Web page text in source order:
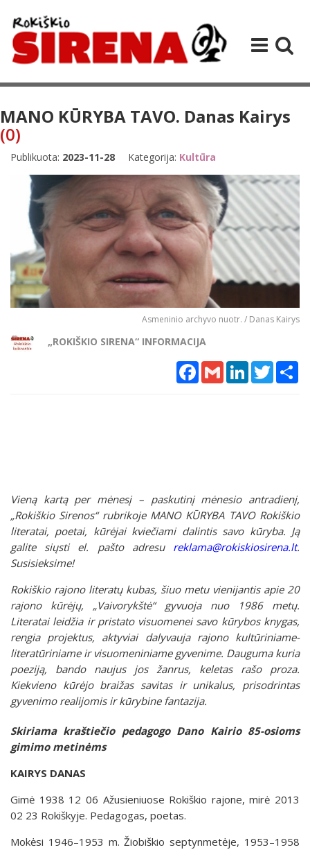
MANO KŪRYBA TAVO. Danas Kairys
(0)
Publikuota: 2023-11-28 Kategorija: Kultūra
Asmeninio archyvo nuotr. / Danas Kairys
„ROKIŠKIO SIRENA“ INFORMACIJA
Facebook
Gmail LinkedInTwitter
Vieną kartą per mėnesį – paskutinį mėnesio antradienį,
„Rokiškio Sirenos“ rubrikoje MANO KŪRYBA TAVO Rokiškio
literatai, poetai, kūrėjai kviečiami dalintis savo kūryba. Ją
galite siųsti el. pašto adresu reklama@rokiskiosirena.lt.
Susisieksime!
Rokiškio rajono literatų kubas, šiuo metu vienijantis apie 20
rajono kūrėjų, „Vaivorykštė“ gyvuoja nuo 1986 metų.
Literatai leidžia ir pristato visuomenei savo kūrybos knygas,
rengia projektus, aktyviai dalyvauja rajono kultūriniame-
literatūriniame ir visuomeniniame gyvenime. Dauguma kuria
poeziją, bando naujus jos žanrus, keletas rašo proza.
Kiekvieno kūrėjo braižas savitas ir unikalus, prisodrintas
gyvenimo realijomis ir kūrybine fantazija.
Skiriama kraštiečio pedagogo Dano Kairio 85-osioms
gimimo metinėms
KAIRYS DANAS
Gimė 1938 12 06 Ažusieniuose Rokiškio rajone, mirė 2013
02 23 Rokiškyje. Pedagogas, poetas.
Mokėsi 1946–1953 m. Žiobiškio septynmetėje, 1953–1958